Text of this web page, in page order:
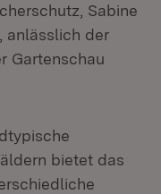
Sabine
anlässlich der
Gartenschau
bietet das